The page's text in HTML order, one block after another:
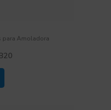
para Amoladora